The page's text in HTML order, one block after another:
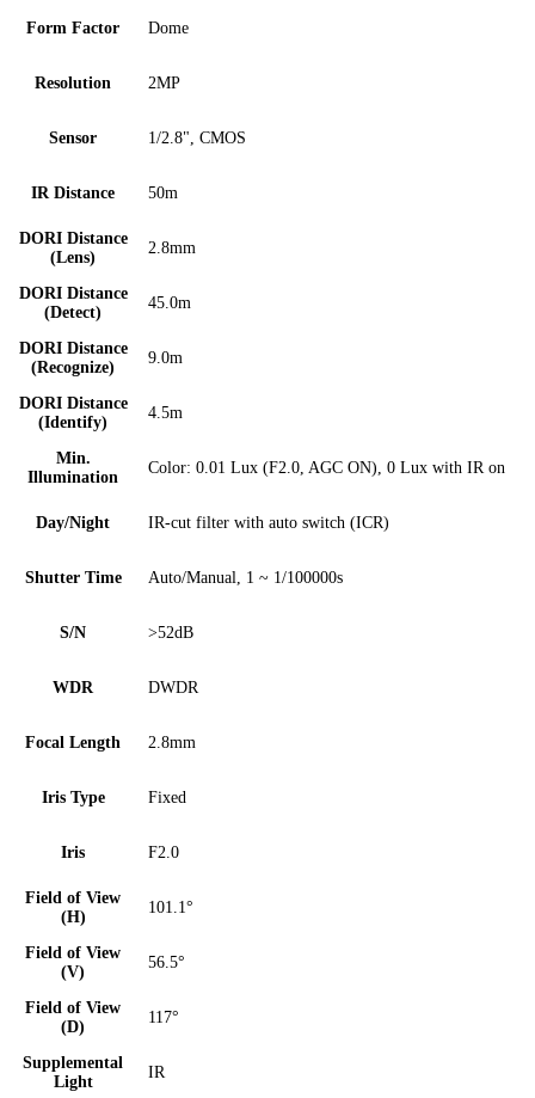
Form Factor Dome
Resolution 2MP
Sensor 1/2.8", CMOS
IR Distance 50m
DORI Distance
(Lens)
2.8mm
DORI Distance
(Detect)
45.0m
DORI Distance
(Recognize)
9.0m
DORI Distance
(Identify)
4.5m
Min.
Illumination
Color: 0.01 Lux (F2.0, AGC ON), 0 Lux with IR on
Day/Night IR-cut filter with auto switch (ICR)
Shutter Time Auto/Manual, 1 ~ 1/100000s
S/N >52dB
WDR DWDR
Focal Length 2.8mm
Iris Type Fixed
Iris F2.0
Field of View
(H)
101.1°
Field of View
(V)
56.5°
Field of View
(D)
117°
Supplemental
Light
IR